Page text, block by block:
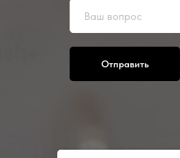
Отправить